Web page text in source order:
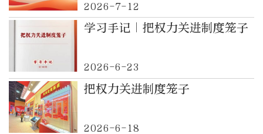
2026-7-12
学习手记｜把权力关进制度笼子
2026-6-23
把权力关进制度笼子
2026-6-18